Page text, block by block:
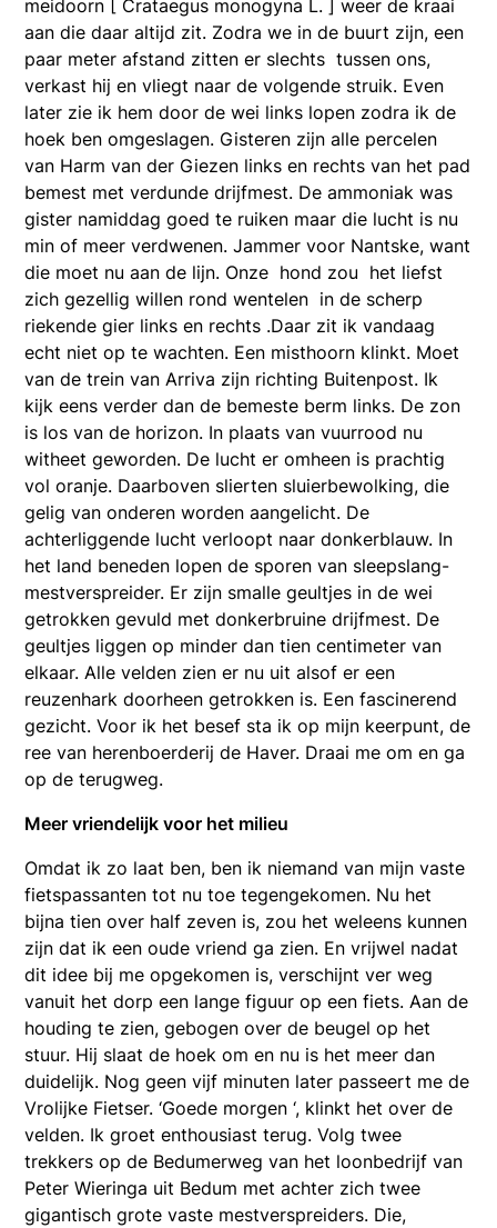
meidoorn [ Crataegus monogyna L. ] weer de kraai
aan die daar altijd zit. Zodra we in de buurt zijn, een
paar meter afstand zitten er slechts tussen ons,
verkast hij en vliegt naar de volgende struik. Even
later zie ik hem door de wei links lopen zodra ik de
hoek ben omgeslagen. Gisteren zijn alle percelen
van Harm van der Giezen links en rechts van het pad
bemest met verdunde drijfmest. De ammoniak was
gister namiddag goed te ruiken maar die lucht is nu
min of meer verdwenen. Jammer voor Nantske, want
die moet nu aan de lijn. Onze hond zou het liefst
zich gezellig willen rond wentelen in de scherp
riekende gier links en rechts .Daar zit ik vandaag
echt niet op te wachten. Een misthoorn klinkt. Moet
van de trein van Arriva zijn richting Buitenpost. Ik
kijk eens verder dan de bemeste berm links. De zon
is los van de horizon. In plaats van vuurrood nu
witheet geworden. De lucht er omheen is prachtig
vol oranje. Daarboven slierten sluierbewolking, die
gelig van onderen worden aangelicht. De
achterliggende lucht verloopt naar donkerblauw. In
het land beneden lopen de sporen van sleepslang-
mestverspreider. Er zijn smalle geultjes in de wei
getrokken gevuld met donkerbruine drijfmest. De
geultjes liggen op minder dan tien centimeter van
elkaar. Alle velden zien er nu uit alsof er een
reuzenhark doorheen getrokken is. Een fascinerend
gezicht. Voor ik het besef sta ik op mijn keerpunt, de
ree van herenboerderij de Haver. Draai me om en ga
op de terugweg.
Meer vriendelijk voor het milieu
Omdat ik zo laat ben, ben ik niemand van mijn vaste
fietspassanten tot nu toe tegengekomen. Nu het
bijna tien over half zeven is, zou het weleens kunnen
zijn dat ik een oude vriend ga zien. En vrijwel nadat
dit idee bij me opgekomen is, verschijnt ver weg
vanuit het dorp een lange figuur op een fiets. Aan de
houding te zien, gebogen over de beugel op het
stuur. Hij slaat de hoek om en nu is het meer dan
duidelijk. Nog geen vijf minuten later passeert me de
Vrolijke Fietser. ‘Goede morgen ‘, klinkt het over de
velden. Ik groet enthousiast terug. Volg twee
trekkers op de Bedumerweg van het loonbedrijf van
Peter Wieringa uit Bedum met achter zich twee
gigantisch grote vaste mestverspreiders. Die,